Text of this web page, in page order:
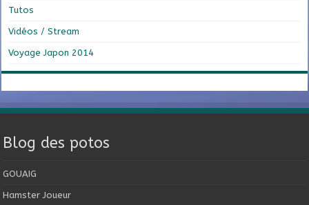
Tutos
Vidéos / Stream
Voyage Japon 2014
Blog des potos
GOUAIG
Hamster Joueur